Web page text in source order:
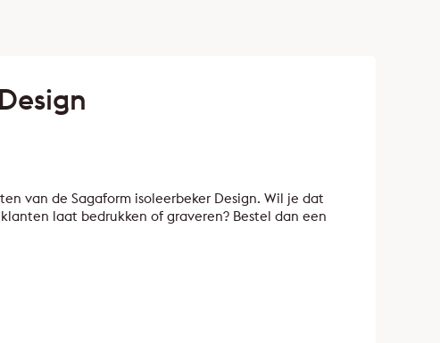
van de Sagaform isoleerbeker Design. Wil je dat
laat bedrukken of graveren? Bestel dan een